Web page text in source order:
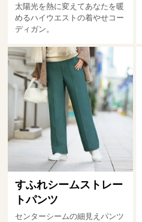
太陽光を熱に変えてあなたを暖
めるハイウエストの着やせコー
ディガン。
すふれシームストレー
トパンツ
センターシームの細見えパンツ